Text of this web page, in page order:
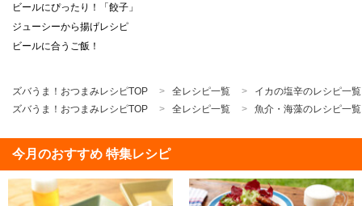
ビールにぴったり！「餃子」
ジューシーから揚げレシピ
ビールに合うご飯！
ズバうま！おつまみレシピTOP 全レシピ一覧
イカの塩辛のレシピ一覧
ズバうま！おつまみレシピTOP
全レシピ一覧 魚介・海藻のレシピ一覧
今月のおすすめ 特集レシピ